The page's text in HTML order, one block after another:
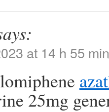
at 14 h 55 min
25mg